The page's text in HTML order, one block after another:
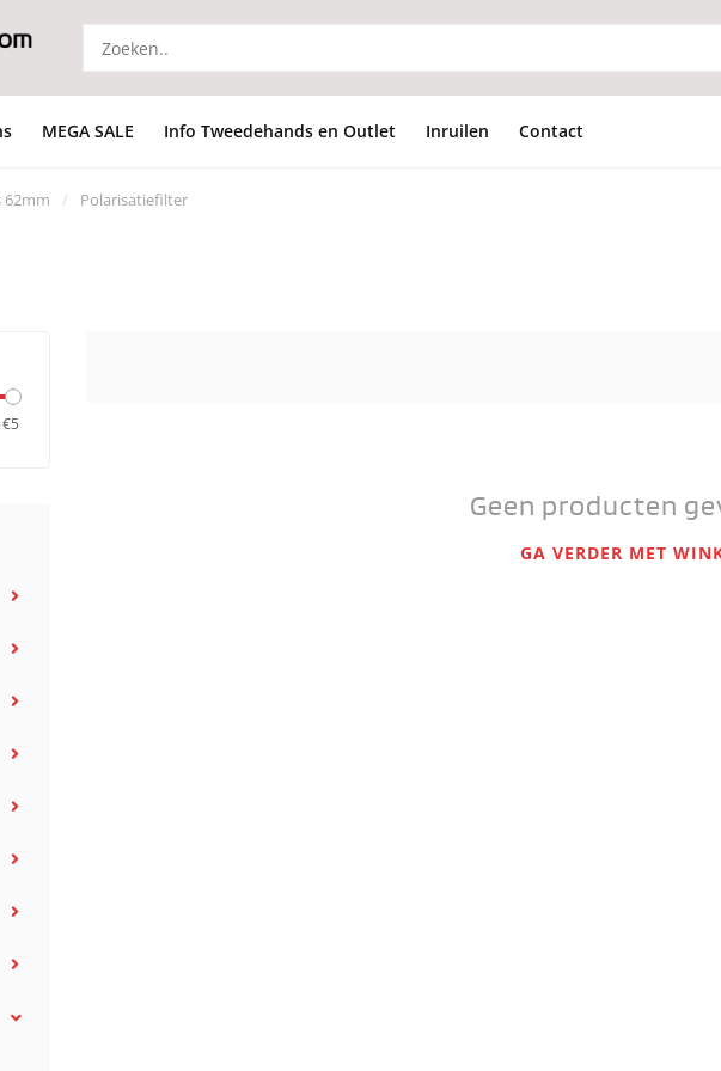
MEGA SALE Info Tweedehands en Outlet Inruilen Contact
62mm / Polarisatiefilter
5
Geen producten
GA VERDER MET